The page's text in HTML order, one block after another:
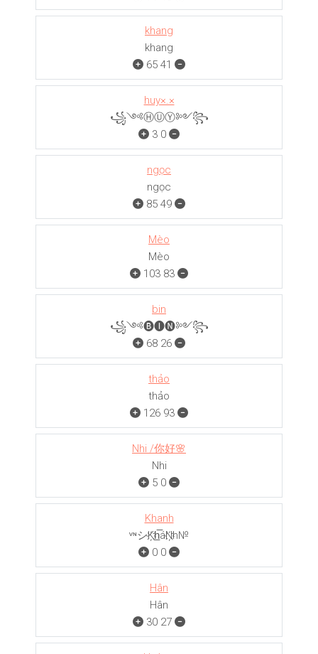
khang
khang
65 41
huy×.×
꧁༺ⒽⓊⓎ༻꧂
3 0
ngọc
ngọc
85 49
Mèo
Mèo
103 83
bin
꧁༺🅑🅘🅝༻꧂
68 26
thảo
thảo
126 93
Nhi /你好🌸
Nhi
5 0
Khanh
ᵛᶰシK҉h̲̅áN҉h№
0 0
Hân
Hân
30 27